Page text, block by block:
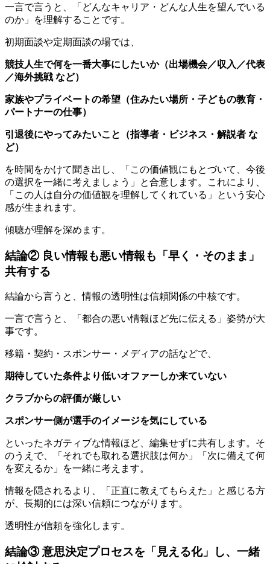
一言で言うと、「どんなキャリア・どんな人生を望んでいる
のか」を理解することです。
初期面談や定期面談の場では、
競技人生で何を一番大事にしたいか（出場機会／収入／代表
／海外挑戦 など）
家族やプライベートの希望（住みたい場所・子どもの教育・
パートナーの仕事）
引退後にやってみたいこと（指導者・ビジネス・解説者 な
ど）
を時間をかけて聞き出し、「この価値観にもとづいて、今後
の選択を一緒に考えましょう」と合意します。これにより、
「この人は自分の価値観を理解してくれている」という安心
感が生まれます。
傾聴が理解を深めます。
結論② 良い情報も悪い情報も「早く・そのまま」
共有する
結論から言うと、情報の透明性は信頼関係の中核です。
一言で言うと、「都合の悪い情報ほど先に伝える」姿勢が大
事です。
移籍・契約・スポンサー・メディアの話などで、
期待していた条件より低いオファーしか来ていない
クラブからの評価が厳しい
スポンサー側が選手のイメージを気にしている
といったネガティブな情報ほど、編集せずに共有します。そ
のうえで、「それでも取れる選択肢は何か」「次に備えて何
を変えるか」を一緒に考えます。
情報を隠されるより、「正直に教えてもらえた」と感じる方
が、長期的には深い信頼につながります。
透明性が信頼を強化します。
結論③ 意思決定プロセスを「見える化」し、一緒